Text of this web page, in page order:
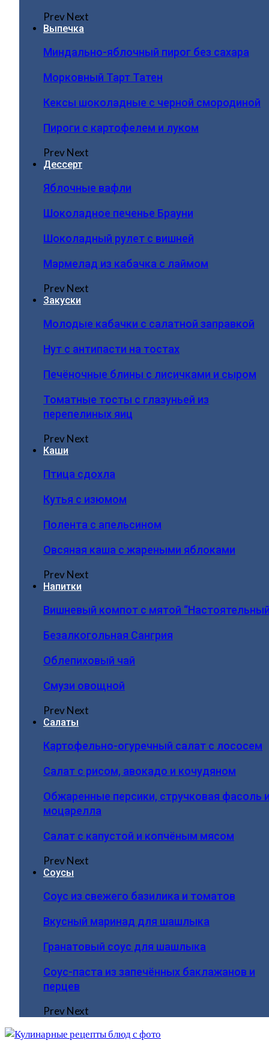
PrevNext
Выпечка
Миндально-яблочный пирог без сахара
Морковный Тарт Татен
Кексы шоколадные с черной смородиной
Пироги c картофелем и луком
PrevNext
Дессерт
Яблочные вафли
Шоколадное печенье Брауни
Шоколадный рулет с вишней
Мармелад из кабачка с лаймом
PrevNext
Закуски
Молодые кабачки с салатной заправкой
Нут с антипасти на тостах
Печёночные блины с лисичками и сыром
Томатные тосты с глазуньей из
перепелиных яиц
PrevNext
Каши
Птица сдохла
Кутья с изюмом
Полента с апельсином
Овсяная каша с жареными яблоками
PrevNext
Напитки
Вишневый компот с мятой
Безалкогольная Сангрия
Облепиховый чай
Смузи овощной
PrevNext
Салаты
Картофельно-огуречный салат с лососем
Салат с рисом, авокадо и кочудяном
Обжаренные персики, стручковая фасоль
моцарелла
Салат с капустой и копчёным мясом
PrevNext
Соусы
Соус из свежего базилика и томатов
Вкусный маринад для шашлыка
Гранатовый соус для шашлыка
Соус-паста из запечённых баклажанов и
перцев
PrevNext